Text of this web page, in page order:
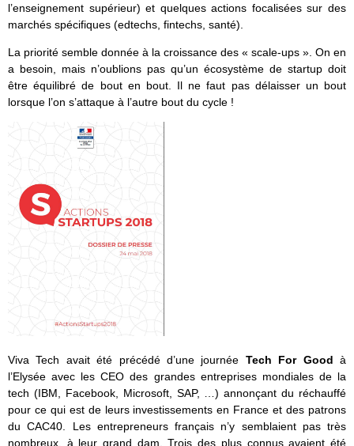
l’enseignement supérieur) et quelques actions focalisées sur des
marchés spécifiques (edtechs, fintechs, santé).
La priorité semble donnée à la croissance des « scale-ups ». On en
a besoin, mais n’oublions pas qu’un écosystème de startup doit
être équilibré de bout en bout. Il ne faut pas délaisser un bout
lorsque l’on s’attaque à l’autre bout du cycle !
Viva Tech avait été précédé d’une journée Tech For Good à
l’Elysée avec les CEO des grandes entreprises mondiales de la
tech (IBM, Facebook, Microsoft, SAP, …) annonçant du réchauffé
pour ce qui est de leurs investissements en France et des patrons
du CAC40. Les entrepreneurs français n’y semblaient pas très
nombreux, à leur grand dam. Trois des plus connus avaient été